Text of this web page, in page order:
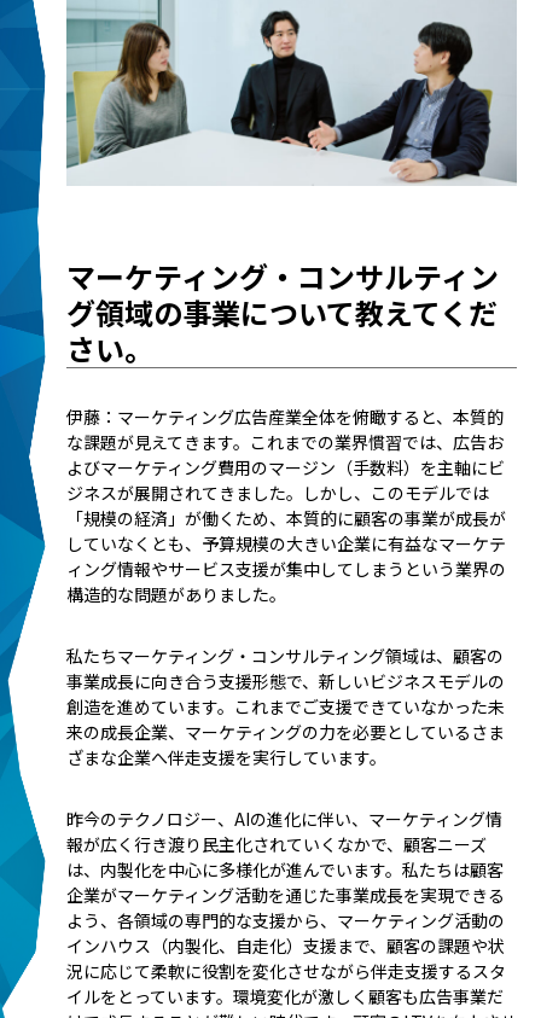
――マーケティング・コンサルティン
グ領域の事業について教えてくだ
さい。
伊藤：マーケティング広告産業全体を俯瞰すると、本質的
な課題が見えてきます。これまでの業界慣習では、広告お
よびマーケティング費用のマージン（手数料）を主軸にビ
ジネスが展開されてきました。しかし、このモデルでは
「規模の経済」が働くため、本質的に顧客の事業が成長が
していなくとも、予算規模の大きい企業に有益なマーケテ
ィング情報やサービス支援が集中してしまうという業界の
構造的な問題がありました。
私たちマーケティング・コンサルティング領域は、顧客の
事業成長に向き合う支援形態で、新しいビジネスモデルの
創造を進めています。これまでご支援できていなかった未
来の成長企業、マーケティングの力を必要としているさま
ざまな企業へ伴走支援を実行しています。
昨今のテクノロジー、AIの進化に伴い、マーケティング情
報が広く行き渡り民主化されていくなかで、顧客ニーズ
は、内製化を中心に多様化が進んでいます。私たちは顧客
企業がマーケティング活動を通じた事業成長を実現できる
よう、各領域の専門的な支援から、マーケティング活動の
インハウス（内製化、自走化）支援まで、顧客の課題や状
況に応じて柔軟に役割を変化させながら伴走支援するスタ
イルをとっています。環境変化が激しく顧客も広告事業だ